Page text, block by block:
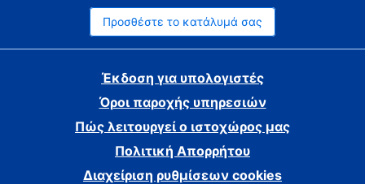
Προσθέστε το κατάλυμά σας
Έκδοση για υπολογιστές
Όροι παροχής υπηρεσιών
Πώς λειτουργεί ο ιστοχώρος μας
Πολιτική Απορρήτου
Διαχείριση ρυθμίσεων cookies